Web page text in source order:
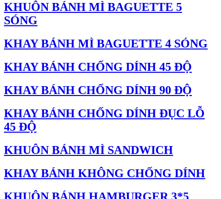
KHUÔN BÁNH MÌ BAGUETTE 5
SÓNG
KHAY BÁNH MÌ BAGUETTE 4 SÓNG
KHAY BÁNH CHỐNG DÍNH 45 ĐỘ
KHAY BÁNH CHỐNG DÍNH 90 ĐỘ
KHAY BÁNH CHỐNG DÍNH ĐỤC LỖ
45 ĐỘ
KHUÔN BÁNH MÌ SANDWICH
KHAY BÁNH KHÔNG CHỐNG DÍNH
KHUÔN BÁNH HAMBURGER 3*5